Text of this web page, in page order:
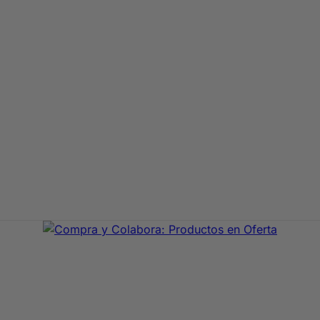
de primeras marcas. En Compra y Colabora